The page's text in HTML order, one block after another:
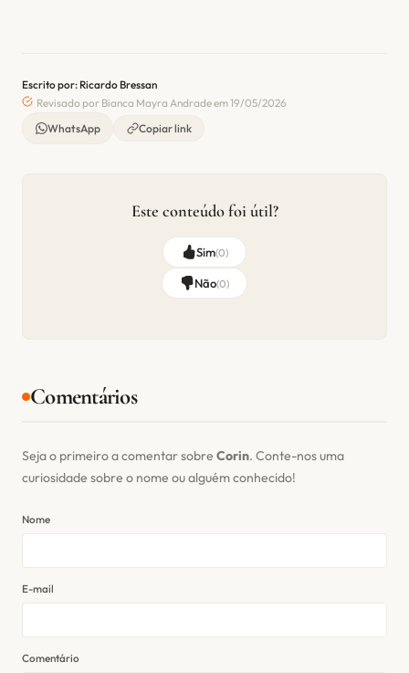
Escrito por: Ricardo Bressan
Revisado por Bianca Mayra Andrade em 19/05/2026
WhatsApp
Copiar link
Este conteúdo foi útil?
Sim(0)
Não(0)
Comentários
Seja o primeiro a comentar sobre Corin. Conte-nos uma
curiosidade sobre o nome ou alguém conhecido!
Nome
E-mail
Comentário